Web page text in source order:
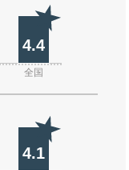
4.4
全国
4.1